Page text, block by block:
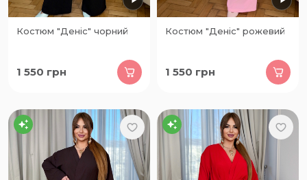
Костюм "Деніс" чорний
1 550 грн
Костюм "Деніс" рожевий
1 550 грн